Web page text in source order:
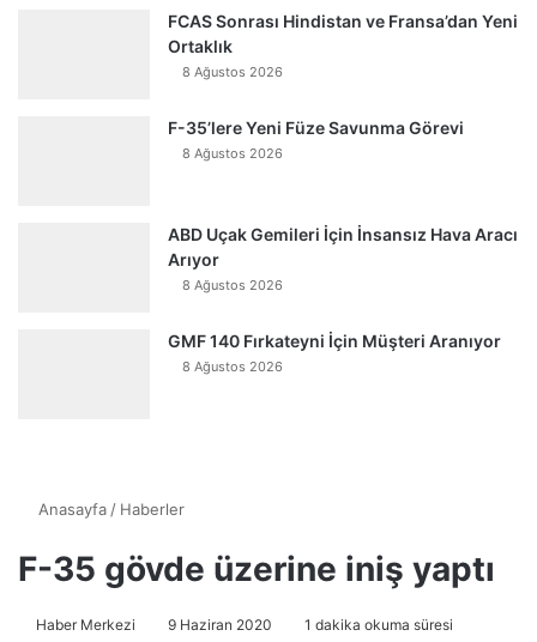
FCAS Sonrası Hindistan ve Fransa’dan Yeni
Ortaklık
8 Ağustos 2026
F-35’lere Yeni Füze Savunma Görevi
8 Ağustos 2026
ABD Uçak Gemileri İçin İnsansız Hava Aracı
Arıyor
8 Ağustos 2026
GMF 140 Fırkateyni İçin Müşteri Aranıyor
8 Ağustos 2026